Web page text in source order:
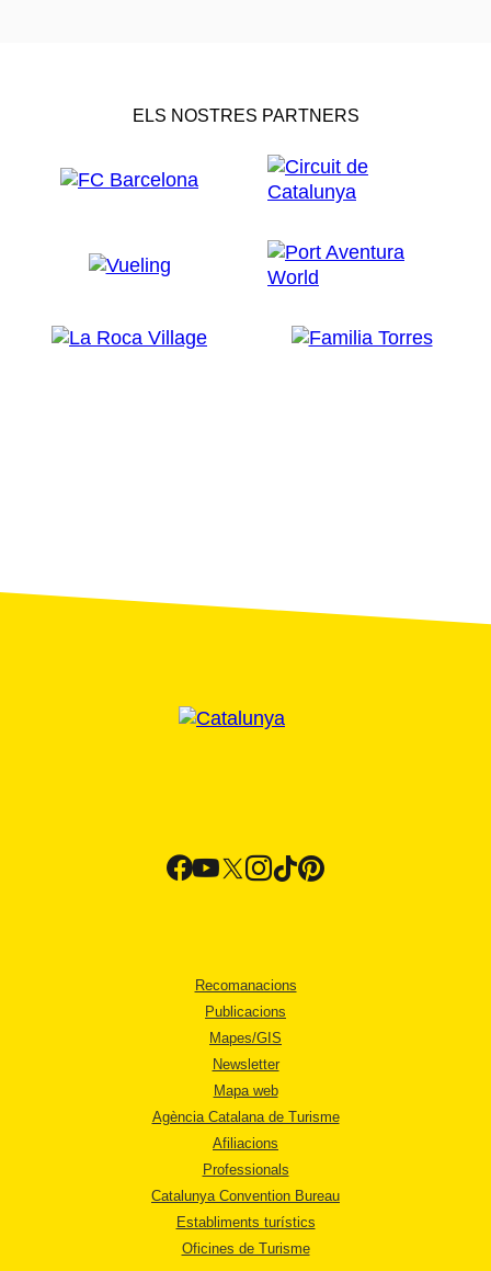
ELS NOSTRES PARTNERS
Recomanacions
Publicacions
Mapes/GIS
Newsletter
Mapa web
Agència Catalana de Turisme
Afiliacions
Professionals
Catalunya Convention Bureau
Establiments turístics
Oficines de Turisme